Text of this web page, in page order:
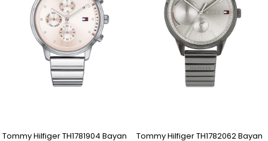
Tommy Hilfiger TH1781904 Bayan
Tommy Hilfiger TH1782062 Bayan